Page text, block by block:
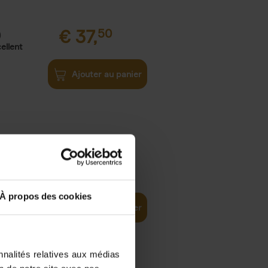
À propos des cookies
relatives aux médias
€ 37,50
Ajouter au panier
world 29,99
Ajouter au panier